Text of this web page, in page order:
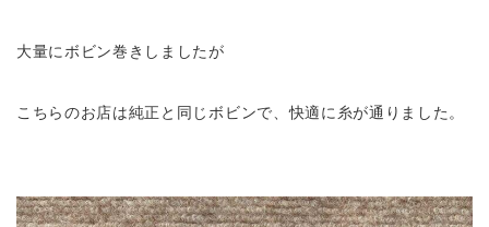
大量にボビン巻きしましたが
こちらのお店は純正と同じボビンで、快適に糸が通りました。